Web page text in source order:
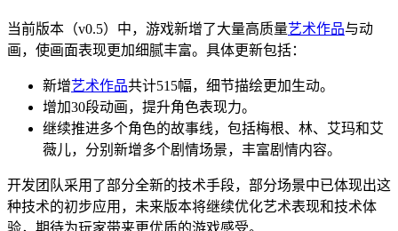
当前版本（v0.5）中，游戏新增了大量高质量艺术作品与动
画，使画面表现更加细腻丰富。具体更新包括：
新增艺术作品共计515幅，细节描绘更加生动。
增加30段动画，提升角色表现力。
继续推进多个角色的故事线，包括梅根、林、艾玛和艾
薇儿，分别新增多个剧情场景，丰富剧情内容。
开发团队采用了部分全新的技术手段，部分场景中已体现出这
种技术的初步应用，未来版本将继续优化艺术表现和技术体